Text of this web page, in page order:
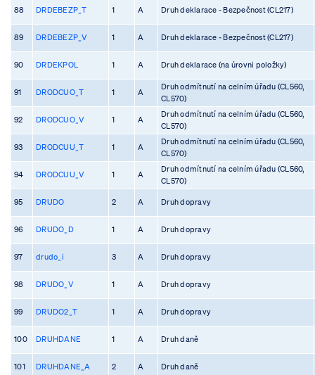
88 DRDEBEZP_T 1 A Druh deklarace - Bezpečnost (CL217)
89 DRDEBEZP_V 1 A Druh deklarace - Bezpečnost (CL217)
90 DRDEKPOL 1 A Druh deklarace (na úrovni položky)
91 DRODCUO_T 1 A
Druh odmítnutí na celním úřadu (CL560,
CL570)
92 DRODCUO_V 1 A
Druh odmítnutí na celním úřadu (CL560,
CL570)
93 DRODCUU_T 1 A
Druh odmítnutí na celním úřadu (CL560,
CL570)
94 DRODCUU_V 1 A
Druh odmítnutí na celním úřadu (CL560,
CL570)
95 DRUDO 2 A Druh dopravy
96 DRUDO_D 1 A Druh dopravy
97 drudo_i 3 A Druh dopravy
98 DRUDO_V 1 A Druh dopravy
99 DRUDO2_T 1 A Druh dopravy
100 DRUHDANE 1 A Druh daně
101 DRUHDANE_A 2 A Druh daně